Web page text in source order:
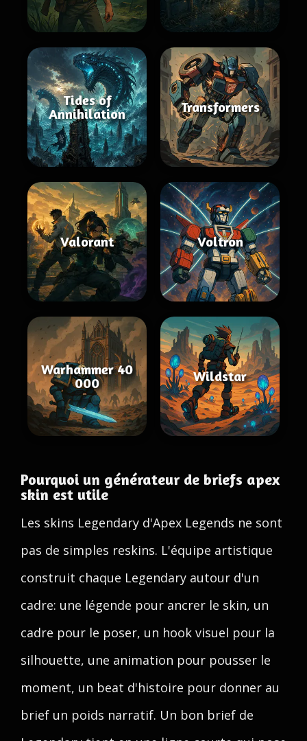
Tides of
Annihilation
Transformers
Valorant Voltron
Warhammer 40
000
Wildstar
Pourquoi un générateur de briefs apex
skin est utile
Les skins Legendary d'Apex Legends ne sont
pas de simples reskins. L'équipe artistique
construit chaque Legendary autour d'un
cadre: une légende pour ancrer le skin, un
cadre pour le poser, un hook visuel pour la
silhouette, une animation pour pousser le
moment, un beat d'histoire pour donner au
brief un poids narratif. Un bon brief de